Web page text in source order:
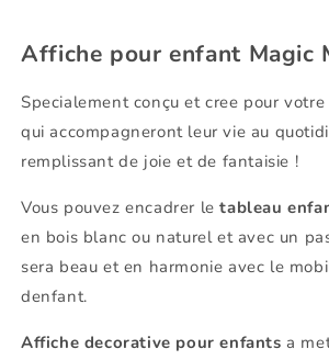
Affiche pour enfant Magic
Specialement conçu et cree pour
qui accompagneront leur vie au
remplissant de joie et de fantaisie !
Vous pouvez encadrer letableau
en bois blanc ou naturel et avec un
sera beau et en harmonie avec le
denfant.
Affiche decorative pour enfants a